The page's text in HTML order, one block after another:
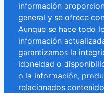
información
general y se ofrece
Aunque se hace todo
información
garantizamos la
idoneidad o
o la información,
relacionados